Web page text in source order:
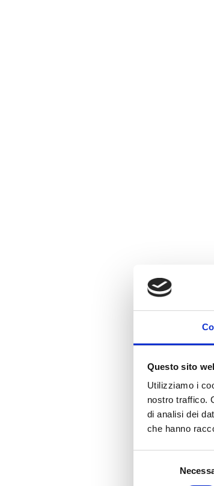
Questo sito
Utilizziamo i
nostro traffico.
di analisi dei
che hanno